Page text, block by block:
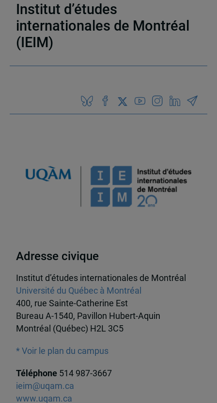
Institut d’études
internationales de Montréal
(IEIM)
Adresse civique
Institut d’études internationales de Montréal
Université du Québec à Montréal
400, rue Sainte-Catherine Est
Bureau A-1540, Pavillon Hubert-Aquin
Montréal (Québec) H2L 3C5
* Voir le plan du campus
Téléphone 514 987-3667
ieim@uqam.ca
www.uqam.ca